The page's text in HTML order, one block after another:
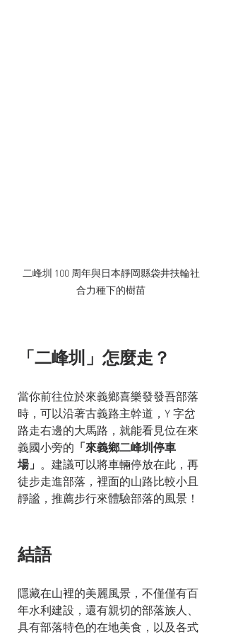
二峰圳 100 周年與日本靜岡縣袋井扶輪社
合力種下的樹苗
「二峰圳」怎麼走？
當你前往位於來義鄉喜樂發發吾部落
時，可以沿著古義路主幹道，Y 字岔
路走右邊的大馬路，就能看見位在來
義國小旁的 「來義鄉二峰圳停車
場」 。建議可以將車輛停放在此，再
徒步走進部落，裡面的山路比較小且
靜謐，推薦步行來體驗部落的風景！
結語
隱藏在山裡的美麗風景，不僅僅有百
年水利建設，還有親切的部落族人、
具有部落特色的在地美食，以及各式